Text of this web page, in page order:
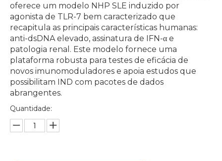
oferece um modelo NHP SLE induzido por
agonista de TLR-7 bem caracterizado que
recapitula as principais características humanas:
anti-dsDNA elevado, assinatura de IFN-α e
patologia renal. Este modelo fornece uma
plataforma robusta para testes de eficácia de
novos imunomoduladores e apoia estudos que
possibilitam IND com pacotes de dados
abrangentes.
Quantidade: